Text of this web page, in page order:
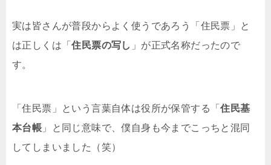
実は皆さんが普段からよく使うであろう「住民票」と
は正しくは「住民票の写し 」が正式名称だったので
す。
「住民票」という言葉自体は役所が保管する「住民基
本台帳 」と同じ意味で、僕自身も今までこっちと混同
してしまいました（笑）